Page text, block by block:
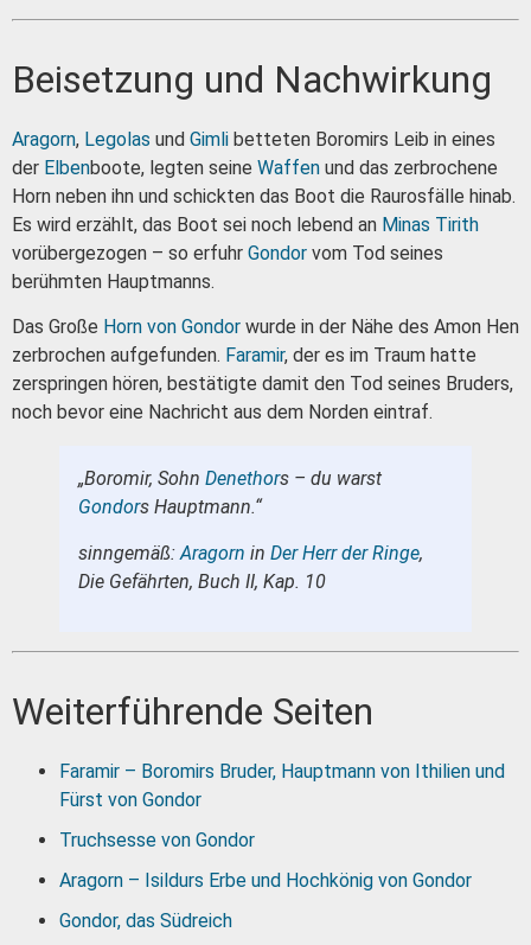
Beisetzung und Nachwirkung
Aragorn, Legolas und Gimli betteten Boromirs Leib in eines
der Elbenboote, legten seine Waffen und das zerbrochene
Horn neben ihn und schickten das Boot die Raurosfälle hinab.
Es wird erzählt, das Boot sei noch lebend an Minas Tirith
vorübergezogen – so erfuhr Gondor vom Tod seines
berühmten Hauptmanns.
Das Große Horn von Gondor wurde in der Nähe des Amon Hen
zerbrochen aufgefunden. Faramir, der es im Traum hatte
zerspringen hören, bestätigte damit den Tod seines Bruders,
noch bevor eine Nachricht aus dem Norden eintraf.
„Boromir, Sohn Denethors – du warst
Gondors Hauptmann.“
sinngemäß: Aragorn in Der Herr der Ringe,
Die Gefährten, Buch II, Kap. 10
Weiterführende Seiten
Faramir – Boromirs Bruder, Hauptmann von Ithilien und
Fürst von Gondor
Truchsesse von Gondor
Aragorn – Isildurs Erbe und Hochkönig von Gondor
Gondor, das Südreich